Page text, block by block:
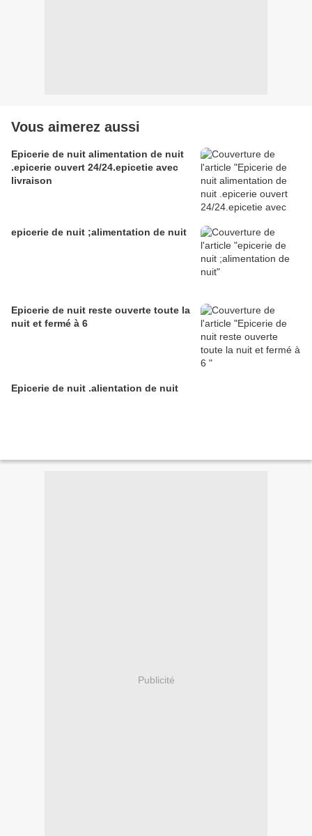
Vous aimerez aussi
Epicerie de nuit alimentation de nuit
.epicerie ouvert 24/24.epicetie avec
livraison
epicerie de nuit ;alimentation de nuit
Epicerie de nuit reste ouverte toute la
nuit et fermé à 6
Epicerie de nuit .alientation de nuit
Publicité